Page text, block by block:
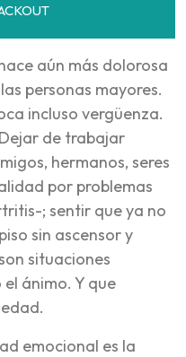
aún más dolorosa
personas mayores.
incluso vergüenza.
de trabajar
hermanos, seres
por problemas
; sentir que ya no
sin ascensor y
situaciones
ánimo. Y que
emocional es la